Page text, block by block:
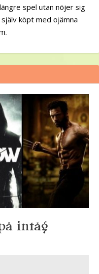
spel utan nöjer sig
köpt med ojämna
intåg